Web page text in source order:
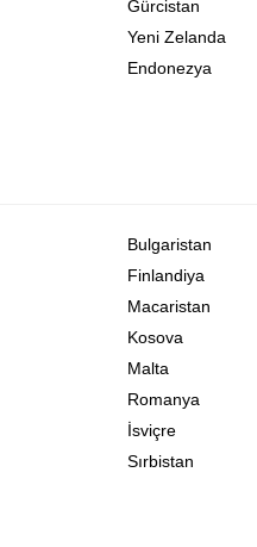
Gürcistan
Yeni Zelanda
Endonezya
Bulgaristan
Finlandiya
Macaristan
Kosova
Malta
Romanya
İsviçre
Sırbistan